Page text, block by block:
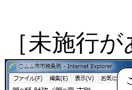
［未施行